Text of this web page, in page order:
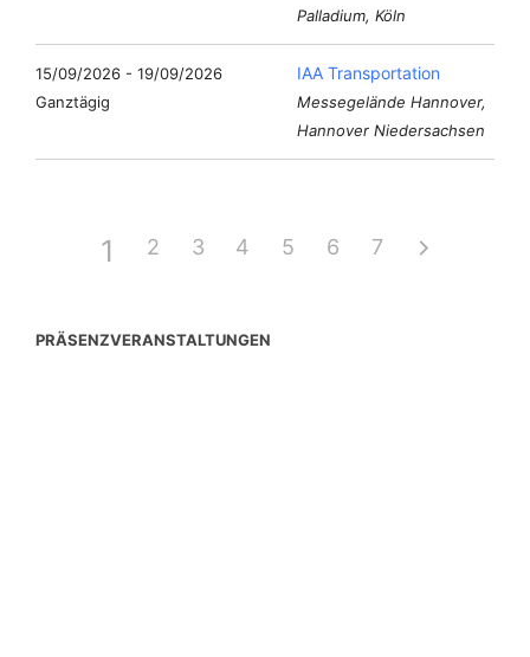
Palladium, Köln
15/09/2026 - 19/09/2026
Ganztägig
IAA Transportation
Messegelände Hannover,
Hannover Niedersachsen
1 2 3 4 5 6 7
PRÄSENZVERANSTALTUNGEN